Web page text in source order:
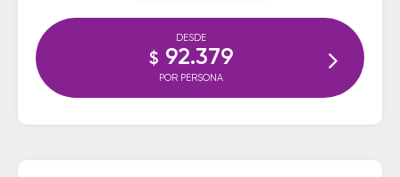
DESDE
$ 92.379
POR PERSONA